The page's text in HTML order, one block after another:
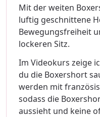
Mit der weiten
luftig geschnittene
Bewegungsfreiheit
lockeren Sitz.
Im Videokurs zeige
du die Boxershort
werden mit
sodass die
aussieht und keine